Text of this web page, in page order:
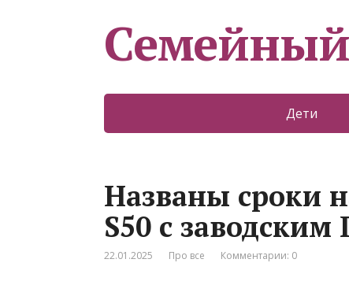
Дети
Названы сроки
S50 с заводским
22.01.2025 Про все Комментарии: 0